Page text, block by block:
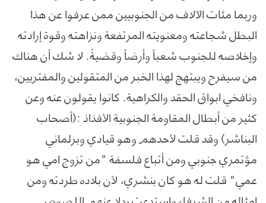
وربما مئات الآلاف من الجنوبيين ممن عرفوا عن هذا
البطل شجاعته ومعنويته المرتفعة ونزاهته وقوة إرادته
وإخلاصه للجنوب شعباً وأرضاً وقضيةً. لا شك أن هناك
من سيفرح ويبتهج لهذا الخبر من المتقولين والمفتريين،
ونافخي ابواق الحقد والكراهية. كانوا يقولون عنه وعن
كثير من أبطال المقاومة الجنوبية الأفذاذ :(أصحاب
البناشر) وقد قلت لأحدهم وهو قيادي وبرلماني
مؤتمري جنوبي ومن أتباع فلسفة "من تزوج امي هو
عمي" قلت له هو كان بنشري، لأن بلاده طردته ومن